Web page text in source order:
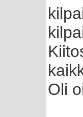
Oli